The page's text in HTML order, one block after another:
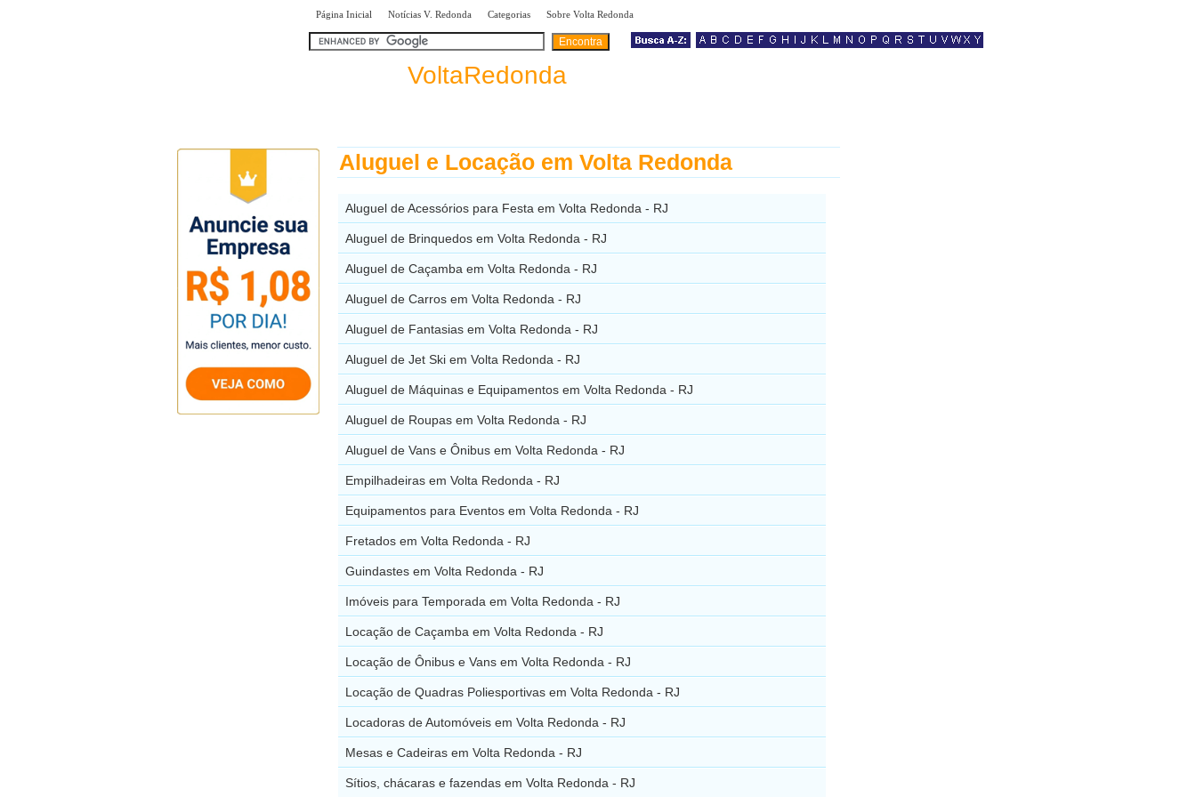
Página Inicial Notícias V. Redonda Categorias Sobre Volta Redonda
VoltaRedonda
Aluguel e Locação em Volta Redonda
Aluguel de Acessórios para Festa em Volta Redonda - RJ
Aluguel de Brinquedos em Volta Redonda - RJ
Aluguel de Caçamba em Volta Redonda - RJ
Aluguel de Carros em Volta Redonda - RJ
Aluguel de Fantasias em Volta Redonda - RJ
Aluguel de Jet Ski em Volta Redonda - RJ
Aluguel de Máquinas e Equipamentos em Volta Redonda - RJ
Aluguel de Roupas em Volta Redonda - RJ
Aluguel de Vans e Ônibus em Volta Redonda - RJ
Empilhadeiras em Volta Redonda - RJ
Equipamentos para Eventos em Volta Redonda - RJ
Fretados em Volta Redonda - RJ
Guindastes em Volta Redonda - RJ
Imóveis para Temporada em Volta Redonda - RJ
Locação de Caçamba em Volta Redonda - RJ
Locação de Ônibus e Vans em Volta Redonda - RJ
Locação de Quadras Poliesportivas em Volta Redonda - RJ
Locadoras de Automóveis em Volta Redonda - RJ
Mesas e Cadeiras em Volta Redonda - RJ
Sítios, chácaras e fazendas em Volta Redonda - RJ